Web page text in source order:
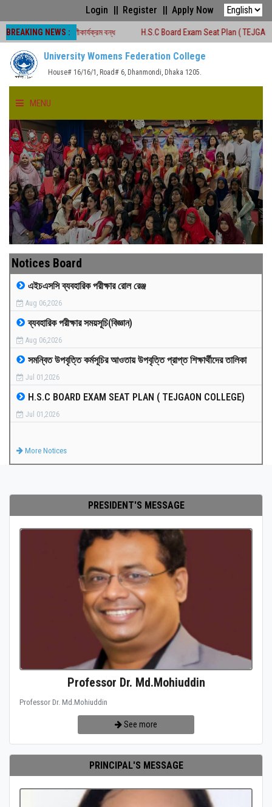
Login Register Apply Now
BREAKING NEWS :
শ্রেণীকার্যক্রম বন্ধ H.S.C Board Exam Seat Plan ( TEJGAON COLLEGE)
University Womens Federation College
House# 16/16/1, Road# 6, Dhanmondi, Dhaka 1205.
MENU
HOME
ABOUT US
FACULTIES
ACADEMICS
GALLERY
MEDIA
PAYMENT
CO-CURRICULUM
RESULTS
Notices Board
এইচএসসি ব্যবহারিক পরীক্ষার রোল রেঞ্জ
Aug 06,2026
ব্যবহারিক পরীক্ষার সময়সূচি(বিজ্ঞান)
Aug 06,2026
সমন্বিত উপবৃত্তি কর্মসূচির আওতায় উপবৃত্তি প্রাপ্ত শিক্ষার্থীদের তালিকা
Jul 01,2026
H.S.C BOARD EXAM SEAT PLAN ( TEJGAON COLLEGE)
Jul 01,2026
More Notices
PRESIDENT'S MESSAGE
Professor Dr. Md.Mohiuddin
Professor Dr. Md.Mohiuddin
See more
PRINCIPAL'S MESSAGE